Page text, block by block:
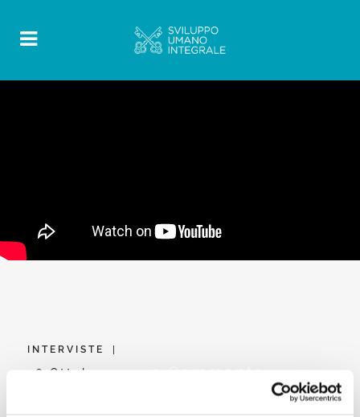
INTERVISTE
26 Ottobre 2017
L’incontro con il migrante sconfigge la